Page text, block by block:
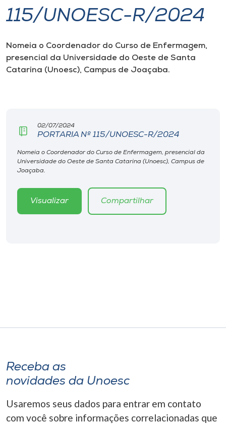
I.nova
Diplomados
Editora
Rádio
o idioma
A-
115/UNOESC-R/2024
Nomeia o Coordenador do Curso de Enfermagem,
presencial da Universidade do Oeste de Santa
Catarina (Unoesc), Campus de Joaçaba.
02/07/2024
PORTARIA Nº 115/UNOESC-R/2024
Nomeia o Coordenador do Curso de Enfermagem, presencial da
Universidade do Oeste de Santa Catarina (Unoesc), Campus de
Joaçaba.
Visualizar Compartilhar
Receba as
novidades da Unoesc
Usaremos seus dados para entrar em contato
com você sobre informações correlacionadas que